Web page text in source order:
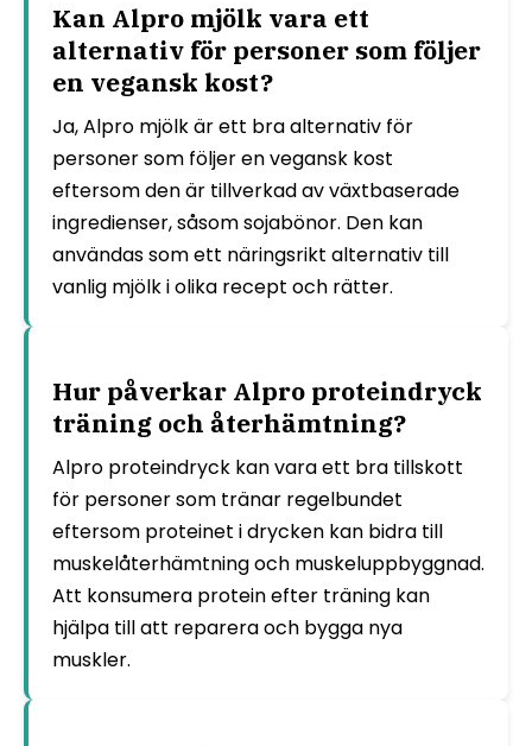
Kan Alpro mjölk vara ett
alternativ för personer som följer
en vegansk kost?
Ja, Alpro mjölk är ett bra alternativ för
personer som följer en vegansk kost
eftersom den är tillverkad av växtbaserade
ingredienser, såsom sojabönor. Den kan
användas som ett näringsrikt alternativ till
vanlig mjölk i olika recept och rätter.
Hur påverkar Alpro proteindryck
träning och återhämtning?
Alpro proteindryck kan vara ett bra tillskott
för personer som tränar regelbundet
eftersom proteinet i drycken kan bidra till
muskelåterhämtning och muskeluppbyggnad.
Att konsumera protein efter träning kan
hjälpa till att reparera och bygga nya
muskler.